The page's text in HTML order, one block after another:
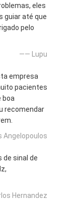
eles
guiar até que
pelo
—— Lupu
empresa
pacientes
boa
recomendar
Angelopoulos
de sinal de
Hernandez